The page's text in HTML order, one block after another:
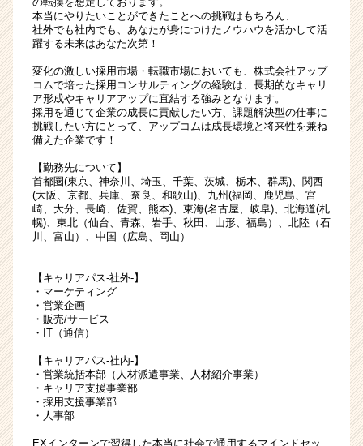
本当にやりたいことができたことへの挑戦はもちろん、
社外でも社内でも、あなたが身につけたノウハウを活かして活
躍する未来はあなた次第！
変化の激しい採用市場・転職市場においても、株式会社アップ
コムで培った採用コンサルティングの経験は、長期的なキャリ
ア形成やキャリアアップに直結する強みとなります。
採用を通じて企業の成長に貢献したい方、課題解決型の仕事に
挑戦したい方にとって、アップコムは成長環境と将来性を兼ね
備えた企業です！
【勤務先について】
首都圏(東京、神奈川、埼玉、千葉、茨城、栃木、群馬)、関西
(大阪、京都、兵庫、奈良、和歌山)、九州(福岡、鹿児島、宮
崎、大分、長崎、佐賀、熊本)、東海(名古屋、岐阜)、北海道(札
幌)、東北（仙台、青森、岩手、秋田、山形、福島）、北陸（石
川、富山）、中国（広島、岡山）
【キャリアパス-社外-】
・マーケティング
・営業企画
・販売/サービス
・IT（通信）
【キャリアパス-社内-】
・営業統括本部（人材派遣事業、人材紹介事業）
・キャリア支援事業部
・採用支援事業部
・人事部
EXインターンで習得した本当に社会で通用するマインドセッ